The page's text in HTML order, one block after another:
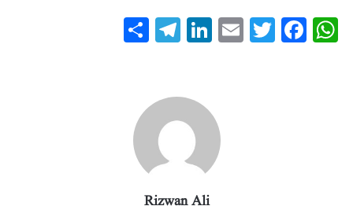
W
ha
Fa
ce
T
wi
E
m
Li
nk
In
T
el
ra
m
Rizwan Ali